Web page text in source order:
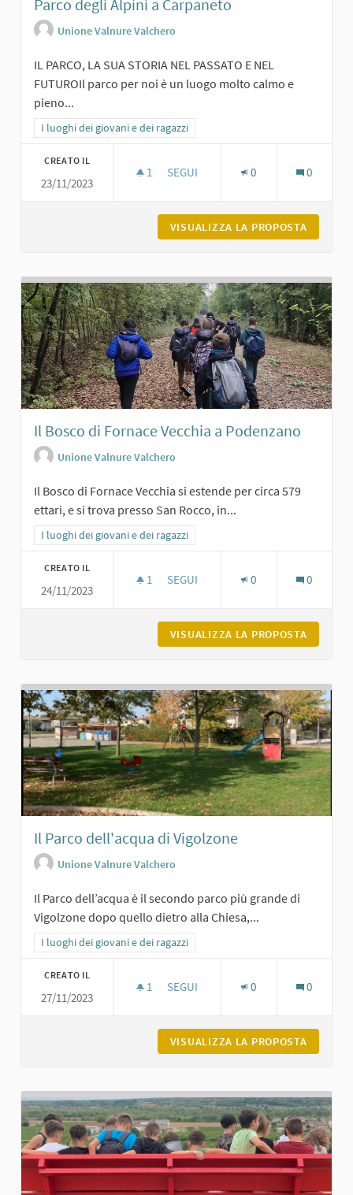
Parco degli Alpini a Carpaneto
Unione Valnure Valchero
IL PARCO, LA SUA STORIA NEL PASSATO E NEL
FUTUROIl parco per noi è un luogo molto calmo e
pieno...
Filtra i risultati per categoria: I luoghi dei giovani e dei ragazzi
I luoghi dei giovani e dei ragazzi
CREATO IL
23/11/2023
1 1 SOSTENITORI
SEGUI 0 0
VISUALIZZA LA PROPOSTA
Il Bosco di Fornace Vecchia a Podenzano
Unione Valnure Valchero
Il Bosco di Fornace Vecchia si estende per circa 579
ettari, e si trova presso San Rocco, in...
Filtra i risultati per categoria: I luoghi dei giovani e dei ragazzi
I luoghi dei giovani e dei ragazzi
CREATO IL
24/11/2023
1 1 SOSTENITORI
SEGUI 0 0
VISUALIZZA LA PROPOSTA
Il Parco dell'acqua di Vigolzone
Unione Valnure Valchero
Il Parco dell’acqua è il secondo parco più grande di
Vigolzone dopo quello dietro alla Chiesa,...
Filtra i risultati per categoria: I luoghi dei giovani e dei ragazzi
I luoghi dei giovani e dei ragazzi
CREATO IL
27/11/2023
1 1 SOSTENITORI
SEGUI 0 0
VISUALIZZA LA PROPOSTA